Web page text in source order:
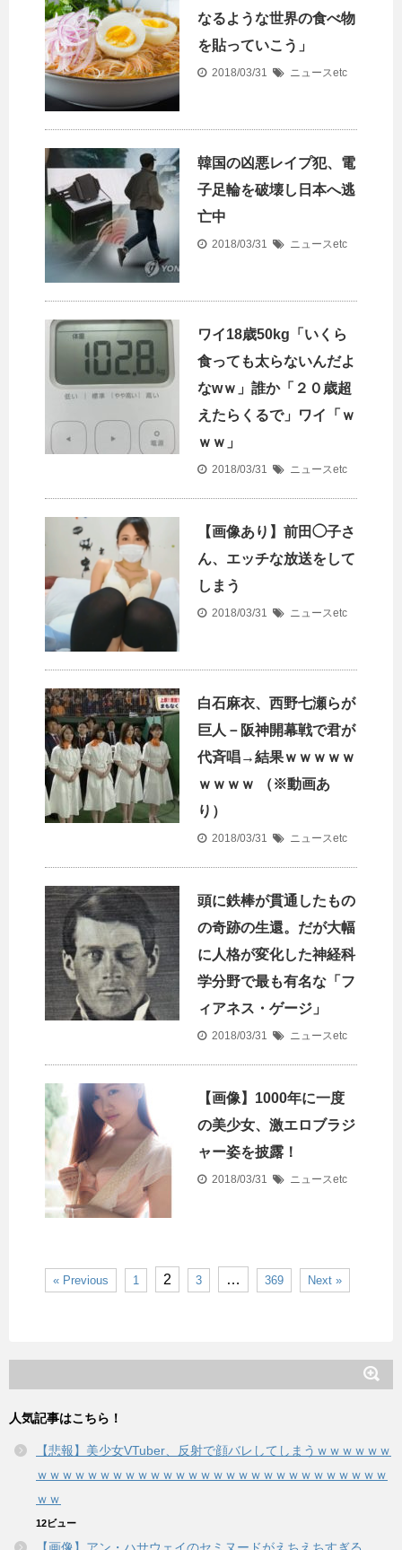
なるような世界の食べ物
を貼っていこう」
2018/03/31 ニュースetc
韓国の凶悪レイプ犯、電
子足輪を破壊し日本へ逃
亡中
2018/03/31 ニュースetc
ワイ18歳50kg「いくら
食っても太らないんだよ
なwｗ」誰か「２０歳超
えたらくるで」ワイ「ｗ
ｗｗ」
2018/03/31 ニュースetc
【画像あり】前田◯子さ
ん、エッチな放送をして
しまう
2018/03/31 ニュースetc
白石麻衣、西野七瀬らが
巨人－阪神開幕戦で君が
代斉唱→結果ｗｗｗｗｗ
ｗｗｗｗ （※動画あ
り）
2018/03/31 ニュースetc
頭に鉄棒が貫通したもの
の奇跡の生還。だが大幅
に人格が変化した神経科
学分野で最も有名な「フ
ィアネス・ゲージ」
2018/03/31 ニュースetc
【画像】1000年に一度
の美少女、激エロブラジ
ャー姿を披露！
2018/03/31 ニュースetc
« Previous 1 2 3 … 369 Next »
人気記事はこちら！
【悲報】美少女VTuber、反射で顔バレしてしまうｗｗｗｗｗｗ
ｗｗｗｗｗｗｗｗｗｗｗｗｗｗｗｗｗｗｗｗｗｗｗｗｗｗｗｗ
ｗｗ
12ビュー